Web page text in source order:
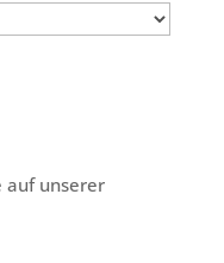
auf unserer